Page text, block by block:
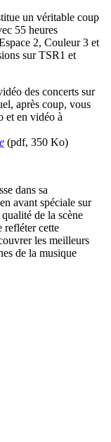
un véritable coup
55 heures
2, Couleur 3 et
sur TSR1 et
des concerts sur
après coup, vous
et en vidéo à
(pdf, 350 Ko)
dans sa
avant spéciale sur
de la scène
refléter cette
les meilleurs
de la musique